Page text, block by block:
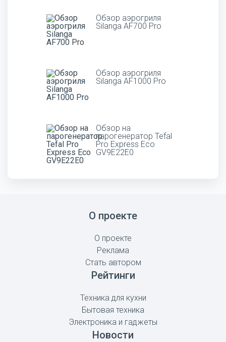
Обзор аэрогриля
Silanga AF700 Pro
Обзор аэрогриля
Silanga AF1000 Pro
Обзор на
парогенератор Tefal
Pro Express Eco
GV9E22E0
О проекте
О проекте
Реклама
Стать автором
Рейтинги
Техника для кухни
Бытовая техника
Электроника и гаджеты
Новости